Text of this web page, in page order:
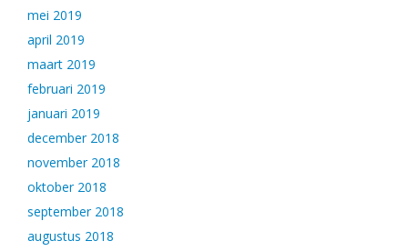
mei 2019
april 2019
maart 2019
februari 2019
januari 2019
december 2018
november 2018
oktober 2018
september 2018
augustus 2018